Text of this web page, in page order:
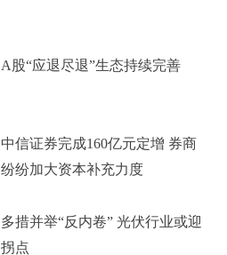
A股“应退尽退”生态持续完善
中信证券完成160亿元定增 券商
纷纷加大资本补充力度
多措并举“反内卷” 光伏行业或迎
拐点